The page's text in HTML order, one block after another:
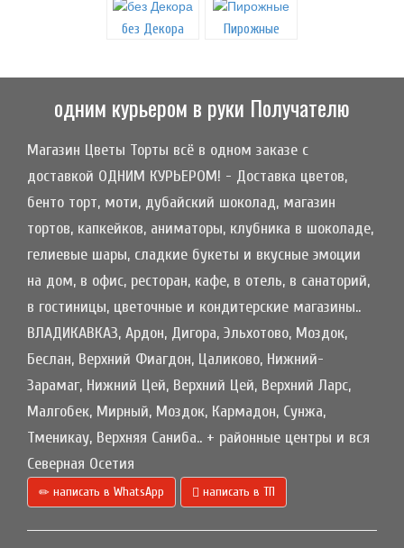
без Декора Пирожные
одним курьером в руки Получателю
Магазин Цветы Торты всё в одном заказе с
доставкой ОДНИМ КУРЬЕРОМ! - Доставка цветов,
бенто торт, моти, дубайский шоколад, магазин
тортов, капкейков, аниматоры, клубника в шоколаде,
гелиевые шары, сладкие букеты и вкусные эмоции
на дом, в офис, ресторан, кафе, в отель, в санаторий,
в гостиницы, цветочные и кондитерские магазины..
ВЛАДИКАВКАЗ, Ардон, Дигора, Эльхотово, Моздок,
Беслан, Верхний Фиагдон, Цаликово, Нижний-
Зарамаг, Нижний Цей, Верхний Цей, Верхний Ларс,
Малгобек, Мирный, Моздок, Кармадон, Сунжа,
Тменикау, Верхняя Саниба.. + районные центры и вся
Северная Осетия
написать в WhatsApp написать в ТП